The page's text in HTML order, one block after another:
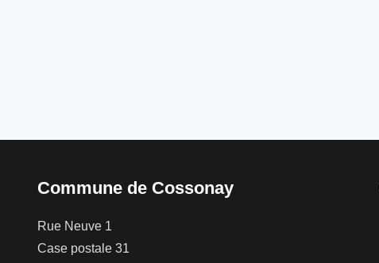
Commune de Cossonay
Rue Neuve 1
Case postale 31